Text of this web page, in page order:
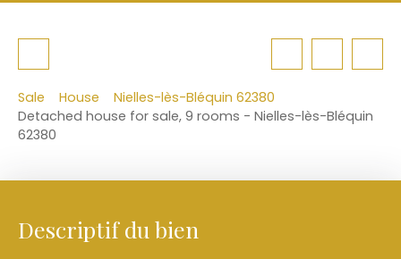
Sale House
Nielles-lès-Bléquin 62380
Detached house for sale, 9 rooms - Nielles-lès-Bléquin
62380
Descriptif du bien